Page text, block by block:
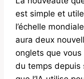
est simple et
l’échelle
aura deux
onglets que vous
du temps depuis